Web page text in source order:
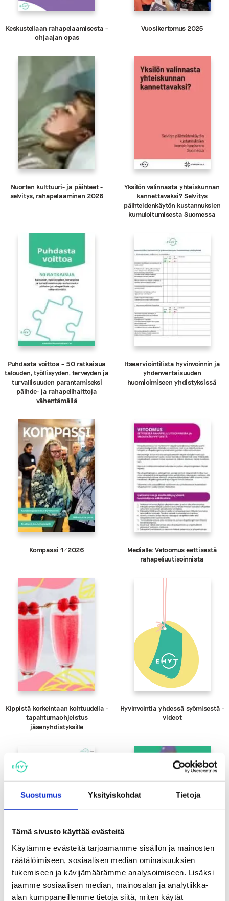
Suostumus Yksityiskohdat Tietoja
Tämä sivusto käyttää evästeitä
Käytämme evästeitä tarjoamamme sisällön ja mainosten
räätälöimiseen, sosiaalisen median ominaisuuksien
tukemiseen ja kävijämäärämme analysoimiseen. Lisäksi
jaamme sosiaalisen median, mainosalan ja analytiikka-
alan kumppaneillemme tietoja siitä, miten käytät
Keskustellaan rahapelaamisesta –
ohjaajan opas
Vuosikertomus 2025
Nuorten kulttuuri- ja päihteet -
selvitys, rahapelaaminen 2026
Yksilön valinnasta yhteiskunnan
kannettavaksi? Selvitys
päihteidenkäytön kustannuksien
kumuloitumisesta Suomessa
Puhdasta voittoa – 50 ratkaisua
talouden, työllisyyden, terveyden ja
turvallisuuden parantamiseksi
päihde- ja rahapelihaittoja
vähentämällä
Itsearviointilista hyvinvoinnin ja
yhdenvertaisuuden
huomioimiseen yhdistyksissä
Kompassi 1/2026
Medialle: Vetoomus eettisestä
rahapeliuutisoinnista
Kippistä korkeintaan kohtuudella -
tapahtumaohjeistus
jäsenyhdistyksille
Hyvinvointia yhdessä syömisestä -
videot
Totta vai tarua -
Energiajuomaväittämät
Hakematta paras -keskustelukortti
alkoholin välittämisestä
alaikäisille